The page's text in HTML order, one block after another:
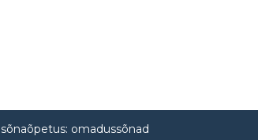
sõnaõpetus: omadussõnad